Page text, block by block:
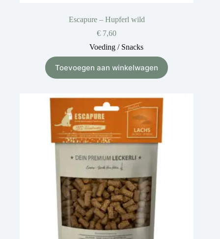
Escapure – Hupferl wild
€ 7,60
Voeding / Snacks
Toevoegen aan winkelwagen